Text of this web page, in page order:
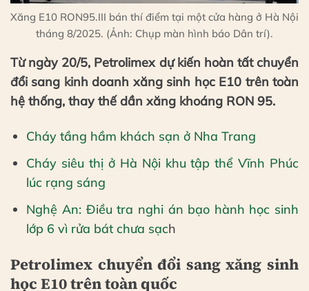
Xăng E10 RON95.III bán thí điểm tại một cửa hàng ở Hà Nội
tháng 8/2025. (Ảnh: Chụp màn hình báo Dân trí).
Từ ngày 20/5, Petrolimex dự kiến hoàn tất chuyển
đổi sang kinh doanh xăng sinh học E10 trên toàn
hệ thống, thay thế dần xăng khoáng RON 95.
Cháy tầng hầm khách sạn ở Nha Trang
Cháy siêu thị ở Hà Nội khu tập thể Vĩnh Phúc
lúc rạng sáng
Nghệ An: Điều tra nghi án bạo hành học sinh
lớp 6 vì rửa bát chưa sạch
Petrolimex chuyển đổi sang xăng sinh
học E10 trên toàn quốc